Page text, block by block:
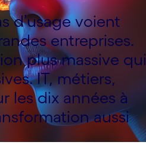
d’usage voient
entreprises.
plus massive qui
IT, métiers,
les dix années à
aussi